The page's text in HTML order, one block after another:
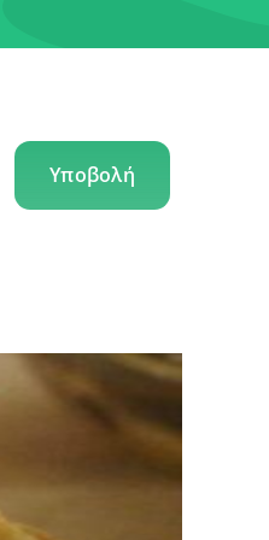
Υποβολή